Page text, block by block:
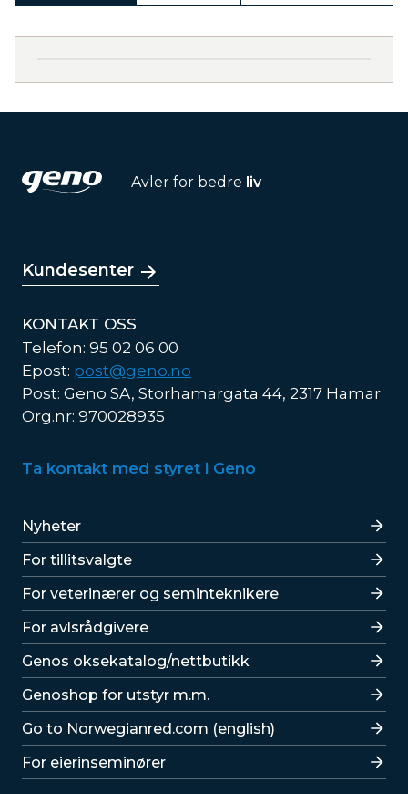
Avler for bedre liv
Kundesenter
KONTAKT OSS
Telefon: 95 02 06 00
Epost: post@geno.no
Post: Geno SA, Storhamargata 44, 2317 Hamar
Org.nr: 970028935
Ta kontakt med styret i Geno
Lenker
Nyheter
For tillitsvalgte
For veterinærer og seminteknikere
For avlsrådgivere
Lenker
Genos oksekatalog/nettbutikk
Genoshop for utstyr m.m.
Go to Norwegianred.com (english)
For eierinseminører